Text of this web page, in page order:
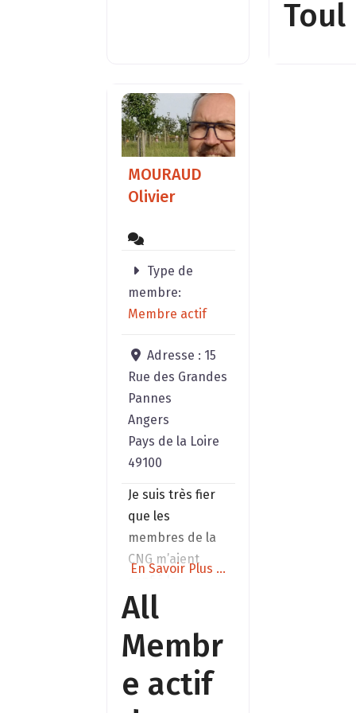
Construire
Toul
MOURAUD
Olivier
Type de
membre:
Membre actif
Adresse : 15
Rue des Grandes
Pannes
Angers
Pays de la Loire
49100
Je suis très fier
que les
membres de la
CNG m’aient
présidence de
l’association en
Novembre 2025.
challenge pour
faire
En Savoir Plus ...
All
Membr
e actif